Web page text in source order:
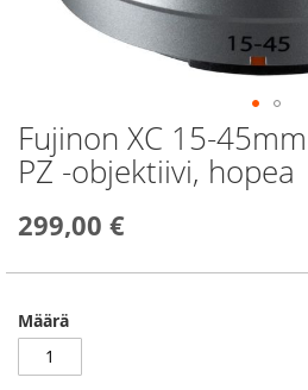
Fujinon XC 15-
PZ -objektiivi, hopea
299,00 €
Määrä
Skip
to
the
of